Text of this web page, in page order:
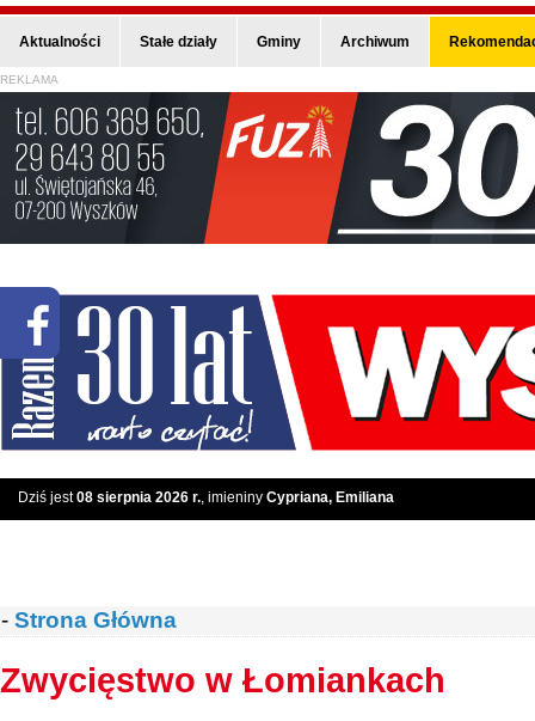
Aktualności Stałe działy Gminy Archiwum
REKLAMA
Dziś jest08 sierpnia 2026 r., imieniny Cypriana, Emiliana
- Strona Główna
Zwycięstwo w Łomiankach